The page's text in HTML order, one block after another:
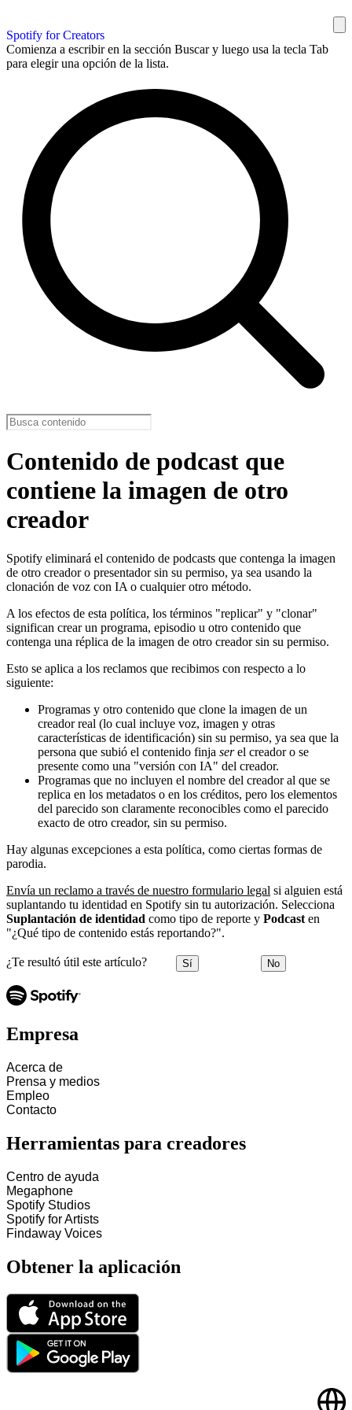
Spotify for Creators
Comienza a escribir en la sección Buscar y luego usa la tecla Tab
para elegir una opción de la lista.
Contenido de podcast que
contiene la imagen de otro
creador
Spotify eliminará el contenido de podcasts que contenga la imagen
de otro creador o presentador sin su permiso, ya sea usando la
clonación de voz con IA o cualquier otro método.
A los efectos de esta política, los términos "replicar" y "clonar"
significan crear un programa, episodio u otro contenido que
contenga una réplica de la imagen de otro creador sin su permiso.
Esto se aplica a los reclamos que recibimos con respecto a lo
siguiente:
Programas y otro contenido que clone la imagen de un
creador real (lo cual incluye voz, imagen y otras
características de identificación) sin su permiso, ya sea que la
persona que subió el contenido finja serel creador o se
presente como una "versión con IA" del creador.
Programas que no incluyen el nombre del creador al que se
replica en los metadatos o en los créditos, pero los elementos
del parecido son claramente reconocibles como el parecido
exacto de otro creador, sin su permiso.
Hay algunas excepciones a esta política, como ciertas formas de
parodia.
Envía un reclamo a través de nuestro formulario legal si alguien está
suplantando tu identidad en Spotify sin tu autorización. Selecciona
Suplantación de identidad como tipo de reporte y Podcast en
"¿Qué tipo de contenido estás reportando?".
¿Te resultó útil este artículo? Sí No
Empresa
Acerca de
Prensa y medios
Empleo
Contacto
Herramientas para creadores
Centro de ayuda
Megaphone
Spotify Studios
Spotify for Artists
Findaway Voices
Obtener la aplicación